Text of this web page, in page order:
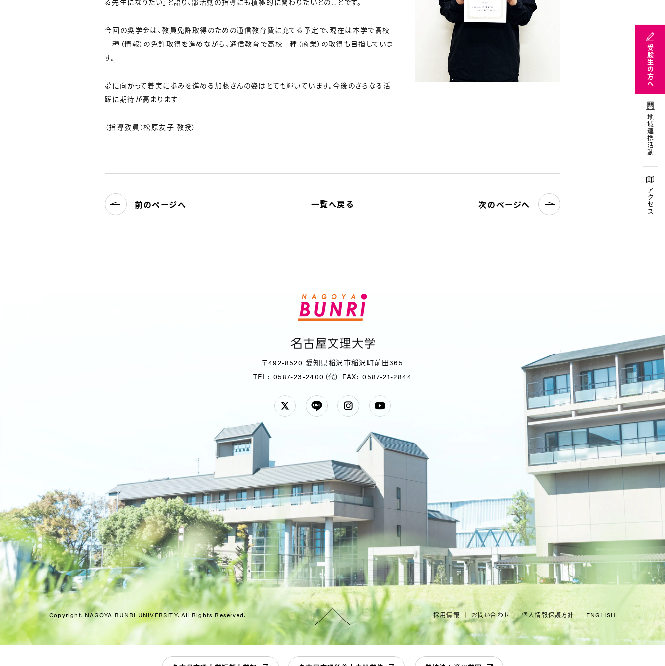
受験生の方へ
地域連携活動
アクセス
る先生になりたい」と語り、部活動の指導にも積極的に関わりたいとのことです。
今回の奨学金は、教員免許取得のための通信教育費に充てる予定で、現在は本学で高校
一種（情報）の免許取得を進めながら、通信教育で高校一種（商業）の取得も目指していま
す。
夢に向かって着実に歩みを進める加藤さんの姿はとても輝いています。今後のさらなる活
躍に期待が高まります
（指導教員：松原友子 教授）
一覧へ戻る
前のページへ 次のページへ
〒492-8520 愛知県稲沢市稲沢町前田365
TEL: 0587-23-2400（代） FAX: 0587-21-2844
ENGLISH
個人情報保護方針
お問い合わせ
採用情報
Copyright. NAGOYA BUNRI UNIVERSITY.All Rights Reserved.